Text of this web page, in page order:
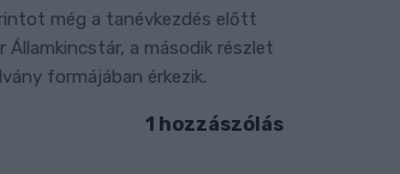
még a tanévkezdés előtt
Államkincstár, a második részlet
formájában érkezik.
1 hozzászólás